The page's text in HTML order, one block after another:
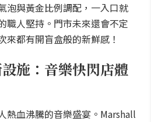
泡與黃金比例調配，一入口就
職人堅持。門市未來還會不定
來都有開盲盒般的新鮮感！
施：音樂快閃店體
熱血沸騰的音樂盛宴。Marshall